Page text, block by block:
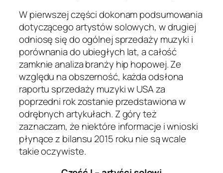
W pierwszej części dokonam podsumowania
dotyczącego artystów solowych, w drugiej
odniosę się do ogólnej sprzedaży muzyki i
porównania do ubiegłych lat, a całość
zamknie analiza branży hip hopowej. Ze
względu na obszerność, każda odsłona
raportu sprzedaży muzyki w USA za
poprzedni rok zostanie przedstawiona w
odrębnych artykułach. Z góry też
zaznaczam, że niektóre informacje i wnioski
płynące z bilansu 2015 roku nie są wcale
takie oczywiste.